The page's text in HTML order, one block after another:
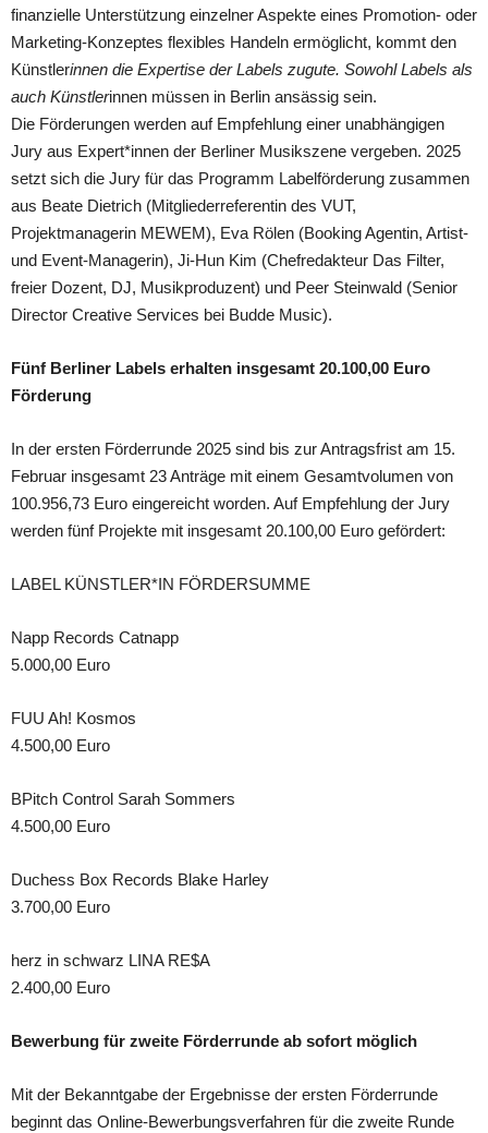
finanzielle Unterstützung einzelner Aspekte eines Promotion- oder
Marketing-Konzeptes flexibles Handeln ermöglicht, kommt den
Künstlerinnen die Expertise der Labels zugute. Sowohl Labels als
auch Künstlerinnen müssen in Berlin ansässig sein.
Die Förderungen werden auf Empfehlung einer unabhängigen
Jury aus Expert*innen der Berliner Musikszene vergeben. 2025
setzt sich die Jury für das Programm Labelförderung zusammen
aus Beate Dietrich (Mitgliederreferentin des VUT,
Projektmanagerin MEWEM), Eva Rölen (Booking Agentin, Artist-
und Event-Managerin), Ji-Hun Kim (Chefredakteur Das Filter,
freier Dozent, DJ, Musikproduzent) und Peer Steinwald (Senior
Director Creative Services bei Budde Music).
Fünf Berliner Labels erhalten insgesamt 20.100,00 Euro
Förderung
In der ersten Förderrunde 2025 sind bis zur Antragsfrist am 15.
Februar insgesamt 23 Anträge mit einem Gesamtvolumen von
100.956,73 Euro eingereicht worden. Auf Empfehlung der Jury
werden fünf Projekte mit insgesamt 20.100,00 Euro gefördert:
LABEL KÜNSTLER*IN FÖRDERSUMME
Napp Records Catnapp
5.000,00 Euro
FUU Ah! Kosmos
4.500,00 Euro
BPitch Control Sarah Sommers
4.500,00 Euro
Duchess Box Records Blake Harley
3.700,00 Euro
herz in schwarz LINA RE$A
2.400,00 Euro
Bewerbung für zweite Förderrunde ab sofort möglich
Mit der Bekanntgabe der Ergebnisse der ersten Förderrunde
beginnt das Online-Bewerbungsverfahren für die zweite Runde